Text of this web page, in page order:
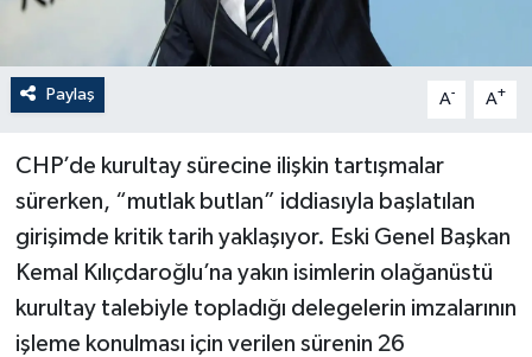
Paylaş A- A+
CHP’de kurultay sürecine ilişkin tartışmalar
sürerken, “mutlak butlan” iddiasıyla başlatılan
girişimde kritik tarih yaklaşıyor. Eski Genel Başkan
Kemal Kılıçdaroğlu’na yakın isimlerin olağanüstü
kurultay talebiyle topladığı delegelerin imzalarının
işleme konulması için verilen sürenin 26